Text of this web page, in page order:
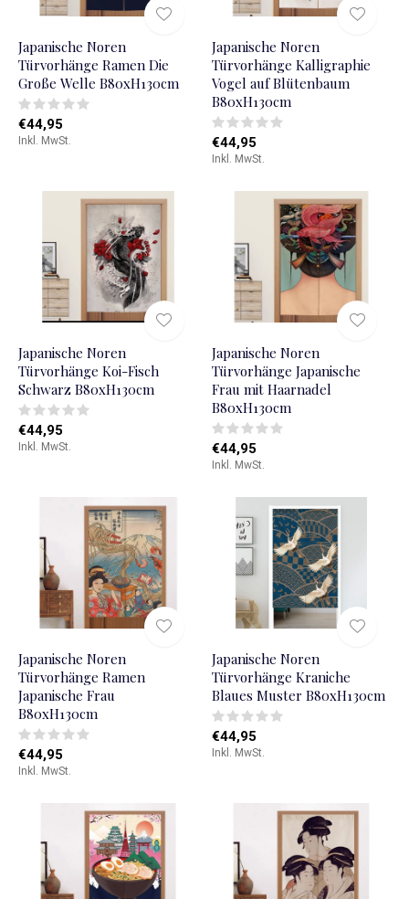
Japanische Noren
Türvorhänge Ramen Die
Große Welle B80xH130cm
€44,95
Inkl. MwSt.
Japanische Noren
Türvorhänge Kalligraphie
Vogel auf Blütenbaum
B80xH130cm
€44,95
Inkl. MwSt.
Japanische Noren
Türvorhänge Koi-Fisch
Schwarz B80xH130cm
€44,95
Inkl. MwSt.
Japanische Noren
Türvorhänge Japanische
Frau mit Haarnadel
B80xH130cm
€44,95
Inkl. MwSt.
Japanische Noren
Türvorhänge Ramen
Japanische Frau
B80xH130cm
€44,95
Inkl. MwSt.
Japanische Noren
Türvorhänge Kraniche
Blaues Muster B80xH130cm
€44,95
Inkl. MwSt.